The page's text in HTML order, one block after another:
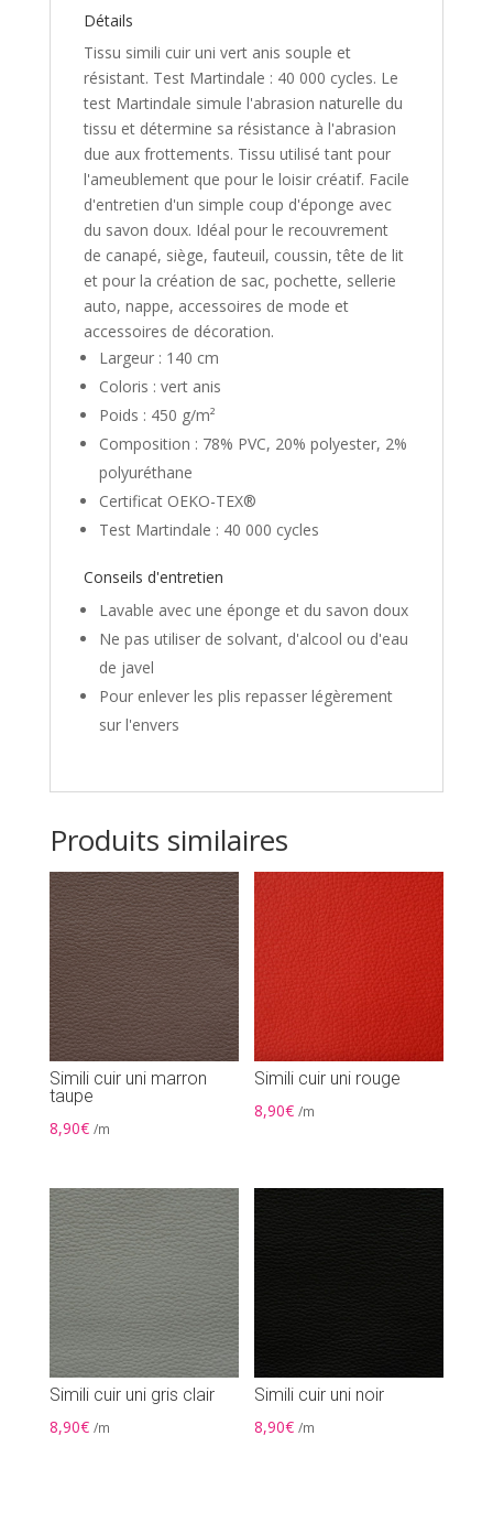
Détails
Tissu simili cuir uni vert anis souple et
résistant. Test Martindale : 40 000 cycles. Le
test Martindale simule l'abrasion naturelle du
tissu et détermine sa résistance à l'abrasion
due aux frottements. Tissu utilisé tant pour
l'ameublement que pour le loisir créatif. Facile
d'entretien d'un simple coup d'éponge avec
du savon doux. Idéal pour le recouvrement
de canapé, siège, fauteuil, coussin, tête de lit
et pour la création de sac, pochette, sellerie
auto, nappe, accessoires de mode et
accessoires de décoration.
Largeur : 140 cm
Coloris : vert anis
Poids : 450 g/m²
Composition : 78% PVC, 20% polyester, 2%
polyuréthane
Certificat OEKO-TEX®
Test Martindale : 40 000 cycles
Conseils d'entretien
Lavable avec une éponge et du savon doux
Ne pas utiliser de solvant, d'alcool ou d'eau
de javel
Pour enlever les plis repasser légèrement
sur l'envers
Produits similaires
Simili cuir uni marron
taupe
8,90€ /m
Simili cuir uni rouge
8,90€ /m
Simili cuir uni gris clair
8,90€ /m
Simili cuir uni noir
8,90€ /m